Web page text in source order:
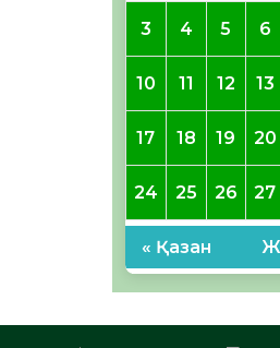
3 4 5 6
10 11 12 13
17 18 19 20
24 25 26 27
« Қазан